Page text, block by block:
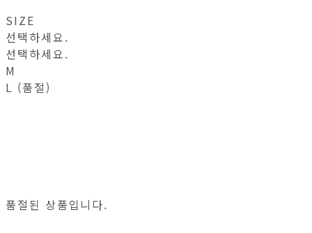
SIZE
선택하세요.
선택하세요.
M
L (품절)
품절된 상품입니다.